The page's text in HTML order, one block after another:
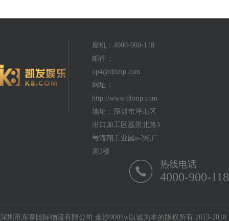
座机：4000-900-118
邮件：
op4@dtimp.com
网址：
http://www.dtimp.com
地址：深圳市坪山区
出口加工区荔景北路3
号海翔工业园a-2栋厂
房3楼
热线电话
4000-900-118
深圳市东泰国际物流有限公司 金沙9001w以诚为本的版权所有 2013-2018